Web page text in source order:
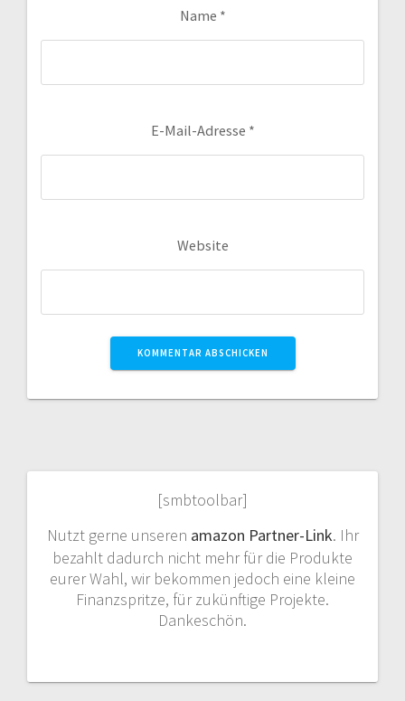
Name *
E-Mail-Adresse *
Website
[smbtoolbar]
Nutzt gerne unseren amazon Partner-Link. Ihr
bezahlt dadurch nicht mehr für die Produkte
eurer Wahl, wir bekommen jedoch eine kleine
Finanzspritze, für zukünftige Projekte.
Dankeschön.